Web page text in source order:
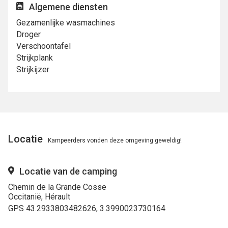
Algemene diensten
Gezamenlijke wasmachines
Droger
Verschoontafel
Strijkplank
Strijkijzer
Locatie Kampeerders vonden deze omgeving geweldig!
Locatie van de camping
Chemin de la Grande Cosse
Occitanië, Hérault
GPS 43.2933803482626, 3.3990023730164